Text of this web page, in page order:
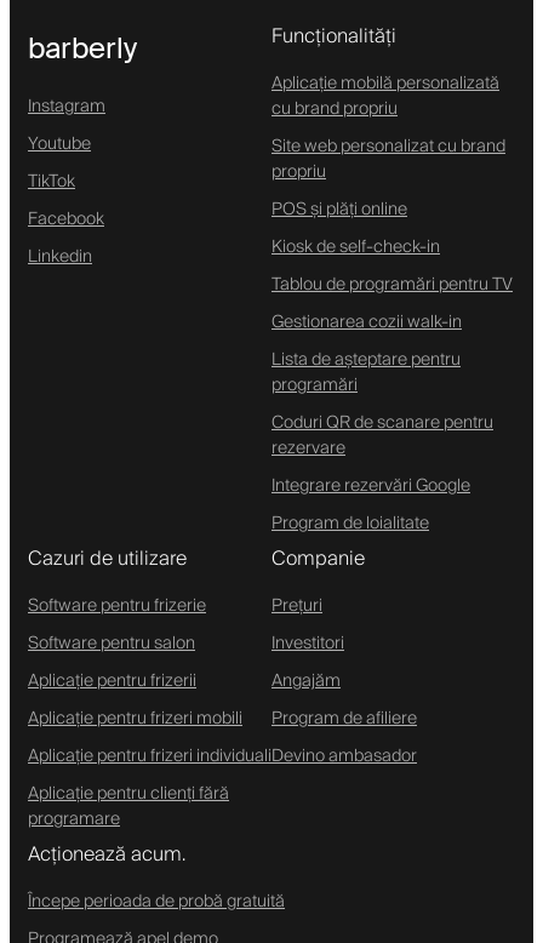
barberly
Instagram
Youtube
TikTok
Facebook
Linkedin
Funcționalități
Aplicație mobilă personalizată
cu brand propriu
Site web personalizat cu brand
propriu
POS și plăți online
Kiosk de self-check-in
Tablou de programări pentru TV
Gestionarea cozii walk-in
Lista de așteptare pentru
programări
Coduri QR de scanare pentru
rezervare
Integrare rezervări Google
Program de loialitate
Cazuri de utilizare
Software pentru frizerie
Software pentru salon
Aplicație pentru frizerii
Aplicație pentru frizeri mobili
Aplicație pentru frizeri individuali
Aplicație pentru clienți fără
programare
Companie
Prețuri
Investitori
Angajăm
Program de afiliere
Devino ambasador
Acționează acum.
Începe perioada de probă gratuită